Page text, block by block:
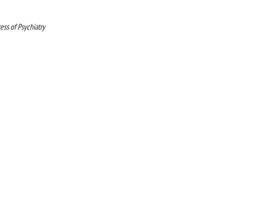
of Psychiatry